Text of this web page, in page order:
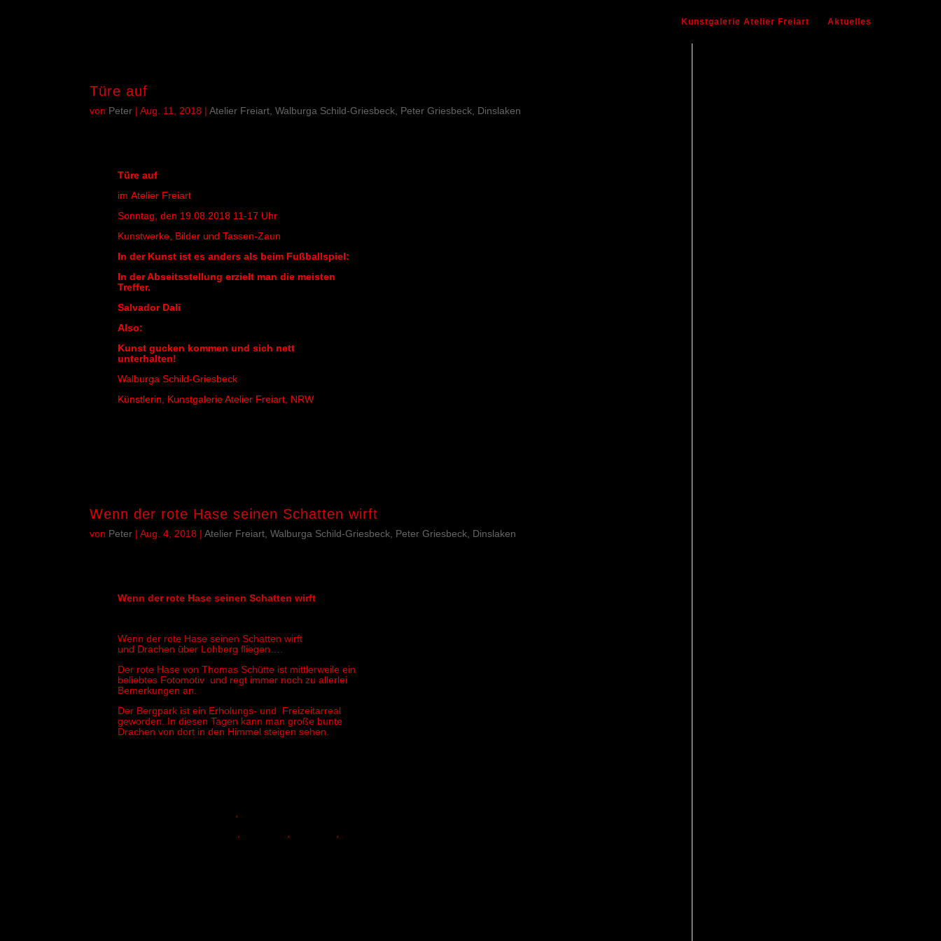
Kunstgalerie Atelier Freiart Aktuelles
Türe auf
von Peter| Aug. 11, 2018 | Atelier Freiart, Walburga Schild-Griesbeck, Peter Griesbeck, Dinslaken
Türe auf
im Atelier Freiart
Sonntag, den 19.08.2018 11-17 Uhr
Kunstwerke, Bilder und Tassen-Zaun
In der Kunst ist es anders als beim Fußballspiel:
In der Abseitsstellung erzielt man die meisten
Treffer.
Salvador Dali
Also:
Kunst gucken kommen und sich nett
unterhalten!
Walburga Schild-Griesbeck
Künstlerin
Kunstgalerie Atelier Freiart, NRW
Wenn der rote Hase seinen Schatten wirft
von Peter| Aug. 4, 2018 | Atelier Freiart, Walburga Schild-Griesbeck, Peter Griesbeck, Dinslaken
Wenn der rote Hase seinen Schatten wirft
Wenn der rote Hase seinen Schatten wirft
und Drachen über Lohberg fliegen….
Der rote Hase von Thomas Schütte ist mittlerweile ein
beliebtes Fotomotiv und regt immer noch zu allerlei
Bemerkungen an.
Der Bergpark ist ein Erholungs- und Freizeitarreal
geworden. In diesen Tagen kann man große bunte
Drachen von dort in den Himmel steigen sehen.
,
, ,
,